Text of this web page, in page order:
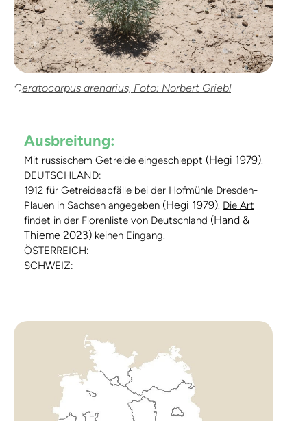
Ceratocarpus arenarius, Foto: Norbert Griebl
Ausbreitung:
Mit russischem Getreide eingeschleppt (Hegi 1979).
DEUTSCHLAND:
1912 für Getreideabfälle bei der Hofmühle Dresden-
Plauen in Sachsen angegeben (Hegi 1979). Die Art
findet in der Florenliste von Deutschland (Hand &
Thieme 2023) keinen Eingang.
ÖSTERREICH: ---
SCHWEIZ: ---